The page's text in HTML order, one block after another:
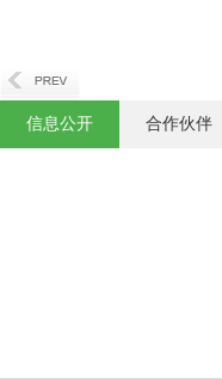
信息公开 合作伙伴